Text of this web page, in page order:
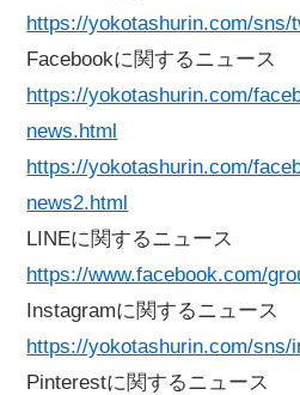
https://yokotashurin.com/sns/
Facebookに関するニュース
https://yokotashurin.com/
news.html
https://yokotashurin.com/
news2.html
LINEに関するニュース
https://www.facebook.com/
Instagramに関するニュース
https://yokotashurin.com/sns/
Pinterestに関するニュース